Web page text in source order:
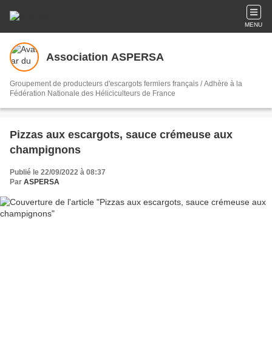
MENU
Association ASPERSA
Groupement de producteurs d'escargots fermiers français / Adhère à la
Fédération Nationale des Héliciculteurs de France
Pizzas aux escargots, sauce crémeuse aux
champignons
Publié le 22/09/2022 à 08:37
Par ASPERSA